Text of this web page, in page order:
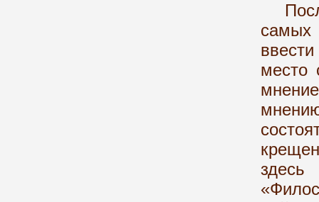
место